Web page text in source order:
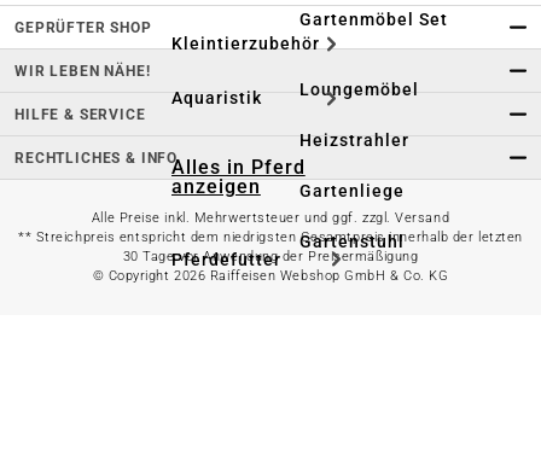
Kleintierzubehör
Aquaristik
Alles in Pferd
anzeigen
Pferdefutter
Gartenmöbel Set
Loungemöbel
Heizstrahler
Gartenliege
Gartenstuhl
GEPRÜFTER SHOP
WIR LEBEN NÄHE!
HILFE & SERVICE
RECHTLICHES & INFO
Alle Preise inkl. Mehrwertsteuer und ggf. zzgl. Versand
** Streichpreis entspricht dem niedrigsten Gesamtpreis innerhalb der letzten
30 Tage vor Anwendung der Preisermäßigung
© Copyright 2026 Raiffeisen Webshop GmbH & Co. KG